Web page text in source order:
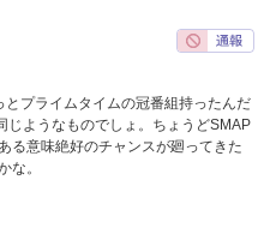
プライムタイムの冠番組持ったんだ
じようなものでしょ。ちょうどSMAP
る意味絶好のチャンスが廻ってきた
な。